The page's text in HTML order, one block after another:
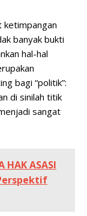
ketimpangan
banyak bukti
hal-hal
bagi “politik”:
di sinilah titik
sangat
HAK ASASI